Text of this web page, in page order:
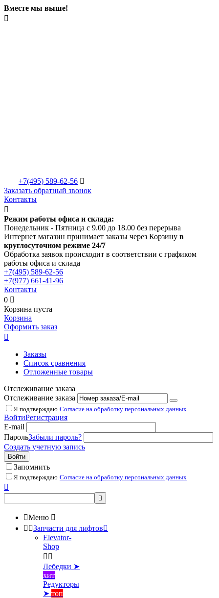
Вместе мы выше!

+7(495) 589-62-56 
Заказать обратный звонок
Контакты

Режим работы офиса и склада:
Понедельник - Пятница с 9.00 до 18.00 без перерыва
Интернет магазин принимает заказы через Корзину в
круглосуточном режиме 24/7
Обработка заявок происходит в соответствии с графиком
работы офиса и склада
+7(495) 589-62-56
+7(977) 661-41-96
Контакты
0 
Корзина пуста
Корзина
Оформить заказ

Заказы
Список сравнения
Отложенные товары
Отслеживание заказа
Отслеживание заказа
Я подтверждаю Согласие на обработку персональных данных
ВойтиРегистрация
E-mail
ПарольЗабыли пароль?
Создать учетную запись
Войти
Запомнить
Я подтверждаю Согласие на обработку персональных данных


Меню 
 Запчасти для лифтов
Elevator-
Shop
 
Лебедки ➤
хит
Редукторы
➤ топ